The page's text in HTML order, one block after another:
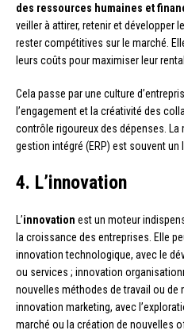
des ressources humaines et
veiller à attirer, retenir et développer
rester compétitives sur le marché.
leurs coûts pour maximiser leur
Cela passe par une culture
l’engagement et la créativité des
contrôle rigoureux des dépenses. La
gestion intégré (ERP) est souvent un
4. L’innovation
L’innovation est un moteur
la croissance des entreprises. Elle
innovation technologique, avec le
ou services ; innovation
nouvelles méthodes de travail ou de
innovation marketing, avec
marché ou la création de nouvelles